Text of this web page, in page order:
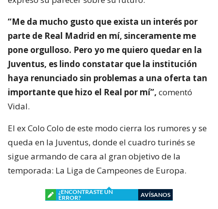
“Me da mucho gusto que exista un interés por
parte de Real Madrid en mí, sinceramente me
pone orgulloso. Pero yo me quiero quedar en la
Juventus, es lindo constatar que la institución
haya renunciado sin problemas a una oferta tan
importante que hizo el Real por mí”, comentó
Vidal.
El ex Colo Colo de este modo cierra los rumores y se
queda en la Juventus, donde el cuadro turinés se
sigue armando de cara al gran objetivo de la
temporada: La Liga de Campeones de Europa.
¿ENCONTRASTE UN
ERROR?
AVÍSANOS